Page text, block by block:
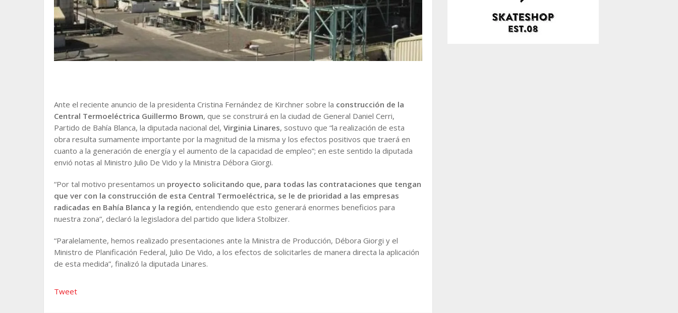
Ante el reciente anuncio de la presidenta Cristina Fernández de Kirchner sobre la construcción de la
Central Termoeléctrica Guillermo Brown, que se construirá en la ciudad de General Daniel Cerri,
Partido de Bahía Blanca, la diputada nacional del, Virginia Linares, sostuvo que “la realización de esta
obra resulta sumamente importante por la magnitud de la misma y los efectos positivos que traerá en
cuanto a la generación de energía y el aumento de la capacidad de empleo”; en este sentido la diputada
envió notas al Ministro Julio De Vido y la Ministra Débora Giorgi.
“Por tal motivo presentamos un proyecto solicitando que, para todas las contrataciones que tengan
que ver con la construcción de esta Central Termoeléctrica, se le de prioridad a las empresas
radicadas en Bahía Blanca y la región, entendiendo que esto generará enormes beneficios para
nuestra zona”, declaró la legisladora del partido que lidera Stolbizer.
“Paralelamente, hemos realizado presentaciones ante la Ministra de Producción, Débora Giorgi y el
Ministro de Planificación Federal, Julio De Vido, a los efectos de solicitarles de manera directa la aplicación
de esta medida”, finalizó la diputada Linares.
Tweet